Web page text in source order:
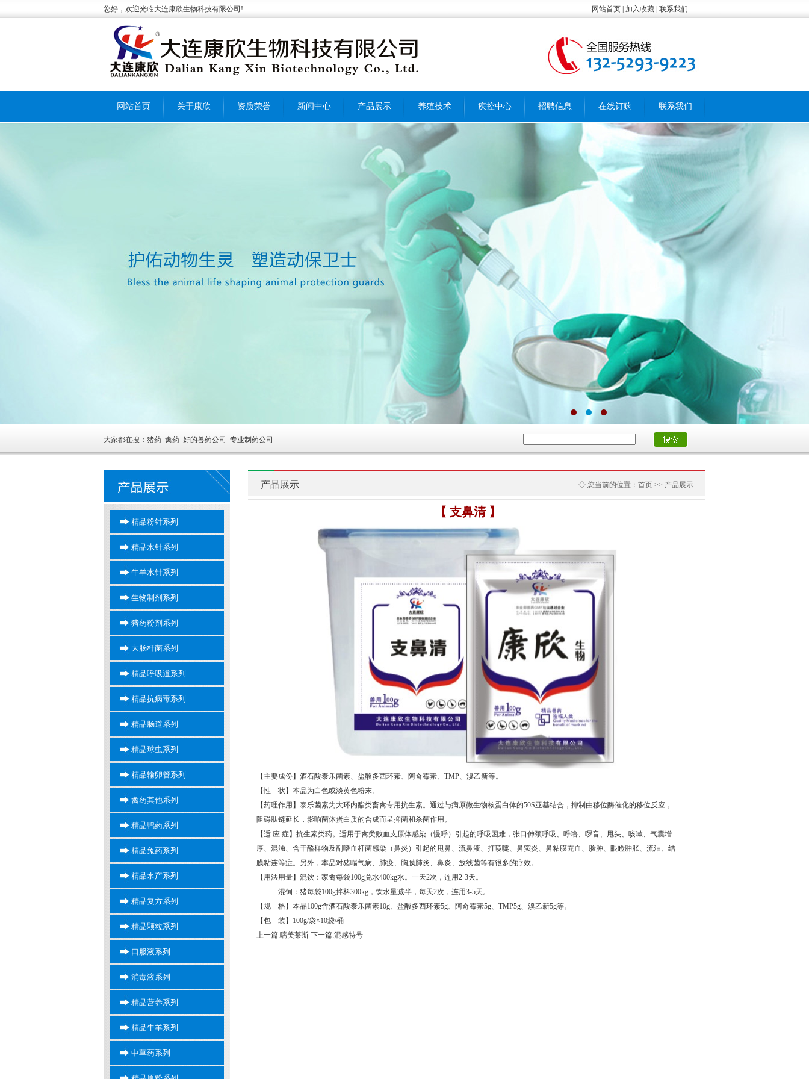
您好，欢迎光临大连康欣生物科技有限公司! 网站首页 | 加入收藏 | 联系我们
网站首页 关于康欣 资质荣誉 新闻中心 产品展示 养殖技术 疾控中心 招聘信息 在线订购 联系我们
大家都在搜：猪药 禽药 好的兽药公司 专业制药公司
精品粉针系列
精品水针系列
牛羊水针系列
生物制剂系列
猪药粉剂系列
大肠杆菌系列
精品呼吸道系列
精品抗病毒系列
精品肠道系列
精品球虫系列
精品输卵管系列
禽药其他系列
精品鸭药系列
精品兔药系列
精品水产系列
精品复方系列
精品颗粒系列
口服液系列
消毒液系列
精品营养系列
精品牛羊系列
中草药系列
产品展示 ◇ 您当前的位置：首页 >> 产品展示
【 支鼻清 】
【主要成份】酒石酸泰乐菌素、盐酸多西环素、阿奇霉素、TMP、溴乙新等。
【性 状】本品为白色或淡黄色粉末。
【药理作用】泰乐菌素为大环内酯类畜禽专用抗生素。通过与病原微生物核蛋白体的50S亚基结合，抑制由移位酶催化的移位反应，
阻碍肽链延长，影响菌体蛋白质的合成而呈抑菌和杀菌作用。
【适 应 症】抗生素类药。适用于禽类败血支原体感染（慢呼）引起的呼吸困难，张口伸颈呼吸、呼噜、啰音、甩头、咳嗽、气囊增
厚、混浊、含干酪样物及副嗜血杆菌感染（鼻炎）引起的甩鼻、流鼻液、打喷嚏、鼻窦炎、鼻粘膜充血、脸肿、眼睑肿胀、流泪、结
膜粘连等症。另外，本品对猪喘气病、肺疫、胸膜肺炎、鼻炎、放线菌等有很多的疗效。
【用法用量】混饮：家禽每袋100g兑水400kg水。一天2次，连用2-3天。
混饲：猪每袋100g拌料300kg，饮水量减半，每天2次，连用3-5天。
【规 格】本品100g含酒石酸泰乐菌素10g、盐酸多西环素5g、阿奇霉素5g、TMP5g、溴乙新5g等。
【包 装】100g/袋×10袋/桶
上一篇:喘美莱斯 下一篇:混感特号